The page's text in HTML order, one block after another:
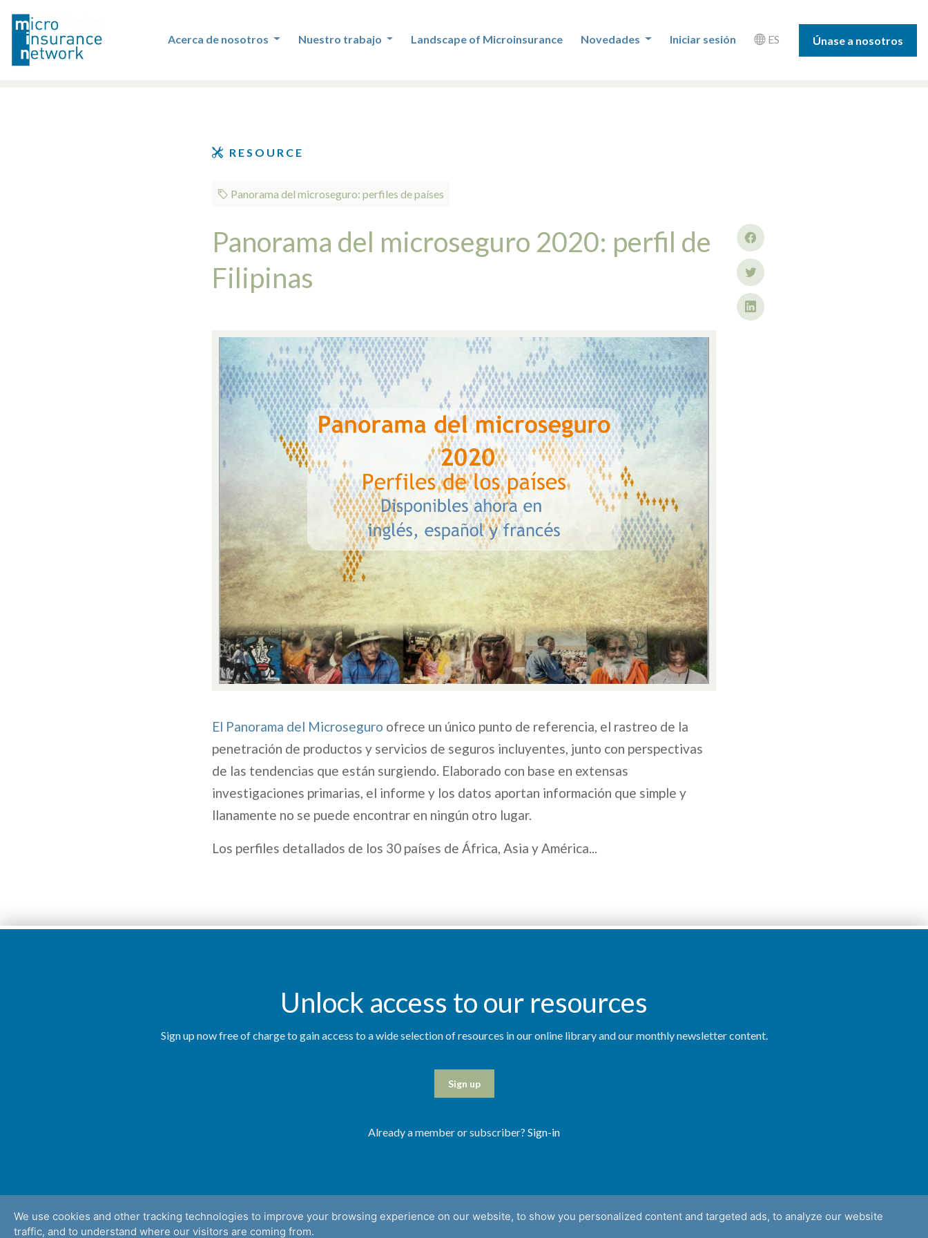
We use cookies and other tracking technologies to improve your browsing experience on our website, to show you personalized content and targeted ads, to analyze our website
traffic, and to understand where our visitors are coming from.
Acerca de nosotros Nuestro trabajo Landscape of Microinsurance Novedades Iniciar sesión ES Únase a nosotros
RESOURCE
Panorama del microseguro: perfiles de países
Panorama del microseguro 2020: perfil de
Filipinas
El Panorama del Microseguro ofrece un único punto de referencia, el rastreo de la
penetración de productos y servicios de seguros incluyentes, junto con perspectivas
de las tendencias que están surgiendo. Elaborado con base en extensas
investigaciones primarias, el informe y los datos aportan información que simple y
llanamente no se puede encontrar en ningún otro lugar.
Los perfiles detallados de los 30 países de África, Asia y América...
Unlock access to our resources
Sign up now free of charge to gain access to a wide selection of resources in our online library and our monthly newsletter content.
Sign up
Already a member or subscriber? Sign-in